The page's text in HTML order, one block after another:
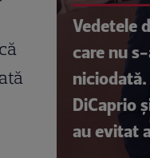
Vedetele
care nu
niciodată.
DiCaprio
au evitat